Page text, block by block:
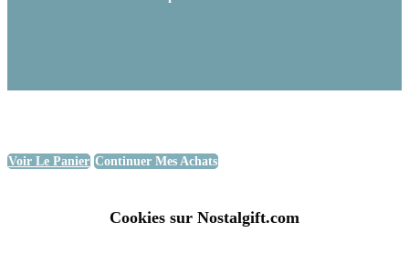
Voir Le Panier Continuer Mes Achats
Cookies sur Nostalgift.com